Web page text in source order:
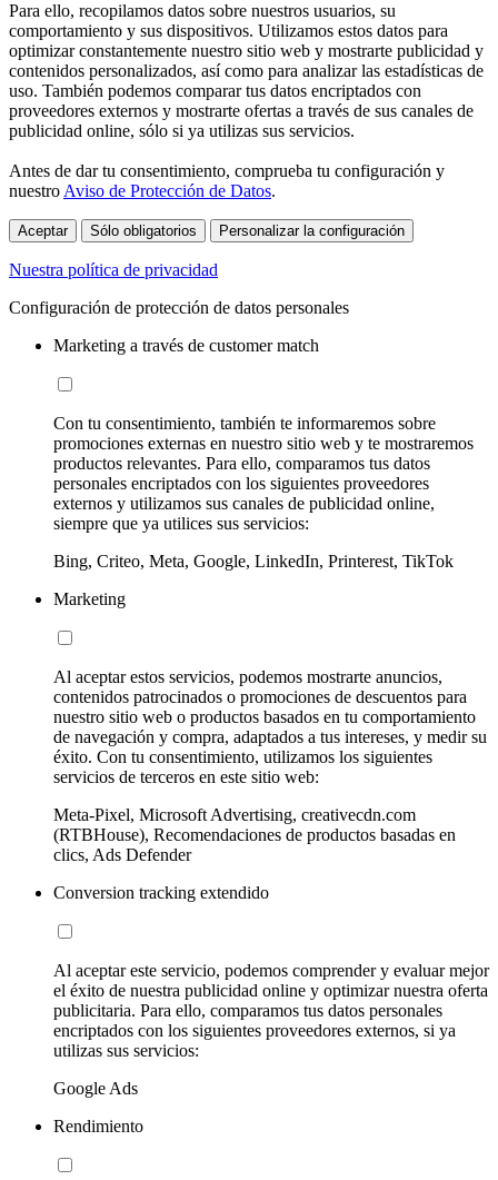
Para ello, recopilamos datos sobre nuestros usuarios, su
comportamiento y sus dispositivos. Utilizamos estos datos para
optimizar constantemente nuestro sitio web y mostrarte publicidad y
contenidos personalizados, así como para analizar las estadísticas de
uso. También podemos comparar tus datos encriptados con
proveedores externos y mostrarte ofertas a través de sus canales de
publicidad online, sólo si ya utilizas sus servicios.
Antes de dar tu consentimiento, comprueba tu configuración y
nuestro Aviso de Protección de Datos.
Aceptar Sólo obligatorios Personalizar la configuración
Nuestra política de privacidad
Configuración de protección de datos personales
Marketing a través de customer match
Con tu consentimiento, también te informaremos sobre
promociones externas en nuestro sitio web y te mostraremos
productos relevantes. Para ello, comparamos tus datos
personales encriptados con los siguientes proveedores
externos y utilizamos sus canales de publicidad online,
siempre que ya utilices sus servicios:
Bing, Criteo, Meta, Google, LinkedIn, Printerest, TikTok
Marketing
Al aceptar estos servicios, podemos mostrarte anuncios,
contenidos patrocinados o promociones de descuentos para
nuestro sitio web o productos basados en tu comportamiento
de navegación y compra, adaptados a tus intereses, y medir su
éxito. Con tu consentimiento, utilizamos los siguientes
servicios de terceros en este sitio web:
Meta-Pixel, Microsoft Advertising, creativecdn.com
(RTBHouse), Recomendaciones de productos basadas en
clics, Ads Defender
Conversion tracking extendido
Al aceptar este servicio, podemos comprender y evaluar mejor
el éxito de nuestra publicidad online y optimizar nuestra oferta
publicitaria. Para ello, comparamos tus datos personales
encriptados con los siguientes proveedores externos, si ya
utilizas sus servicios:
Google Ads
Rendimiento